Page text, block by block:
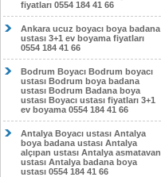
fiyatları 0554 184 41 66
Ankara ucuz boyacı boya badana
ustası 3+1 ev boyama fiyatları
0554 184 41 66
Bodrum Boyacı Bodrum boyacı
ustası Bodrum boya badana
ustası Bodrum Badana boya
ustası Boyacı ustası fiyatları 3+1
ev boyama 0554 184 41 66
Antalya Boyacı ustası Antalya
boya badana ustası Antalya
alçıpan ustası Antalya asmatavan
ustası Antalya badana boya
ustası 0554 184 41 66